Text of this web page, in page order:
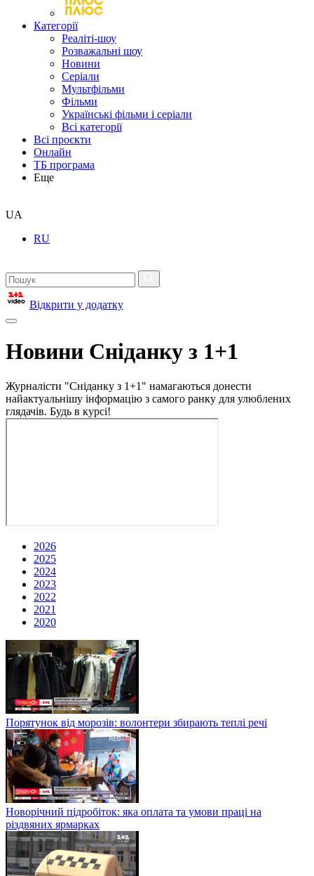
Категорії
Реаліті-шоу
Розважальні шоу
Новини
Серіали
Мультфільми
Фільми
Українські фільми і серіали
Всі категорії
Всі проєкти
Онлайн
ТБ програма
Еще
UA
RU
Відкрити у додатку
Новини Сніданку з 1+1
Журналісти "Сніданку з 1+1" намагаються донести
найактуальнішу інформацію з самого ранку для улюблених
глядачів. Будь в курсі!
2026
2025
2024
2023
2022
2021
2020
Порятунок від морозів: волонтери збирають теплі речі
Новорічний підробіток: яка оплата та умови праці на
різдвяних ярмарках